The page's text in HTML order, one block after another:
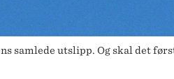
samlede utslipp. Og skal det